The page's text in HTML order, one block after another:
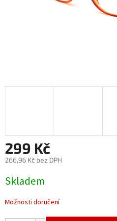
299 Kč
266,96 Kč bez DPH
cena:
Skladem
Možnosti doručení